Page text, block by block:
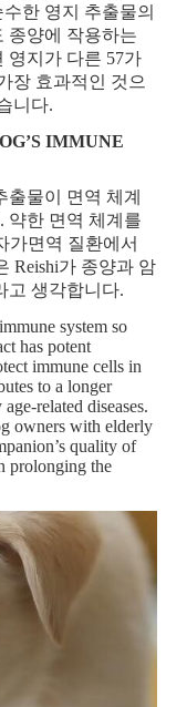
한 영지 추출물의
종양에 작용하는
영지가 다른 57가
장 효과적인 것으
니다.
IMMUNE
물이 면역 체계
약한 면역 체계를
가면역 ​​질환에서
Reishi가 종양과 암
고 생각합니다.
system so
has potent
immune cells in
to a longer
related diseases.
owners with elderly
quality of
prolonging the